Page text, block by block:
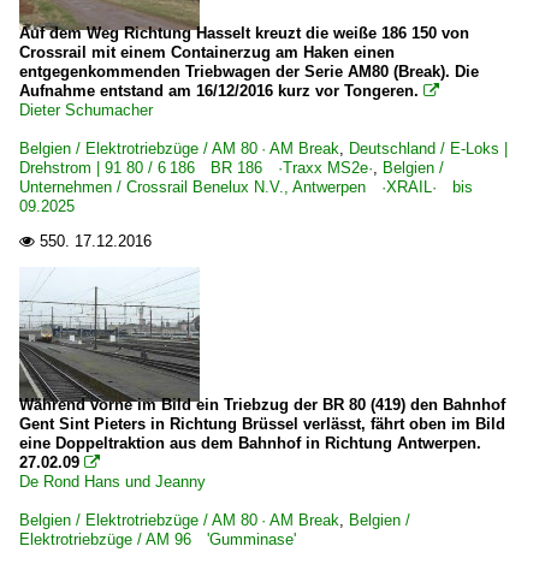
Auf dem Weg Richtung Hasselt kreuzt die weiße 186 150 von
Crossrail mit einem Containerzug am Haken einen
entgegenkommenden Triebwagen der Serie AM80 (Break). Die
Aufnahme entstand am 16/12/2016 kurz vor Tongeren. 
Dieter Schumacher
Belgien / Elektrotriebzüge / AM 80 · AM Break, Deutschland / E-Loks |
Drehstrom | 91 80 / 6 186 BR 186 ·Traxx MS2e·, Belgien /
Unternehmen / Crossrail Benelux N.V., Antwerpen ·XRAIL· bis
09.2025
 550. 17.12.2016
Während vorne im Bild ein Triebzug der BR 80 (419) den Bahnhof
Gent Sint Pieters in Richtung Brüssel verlässt, fährt oben im Bild
eine Doppeltraktion aus dem Bahnhof in Richtung Antwerpen.
27.02.09 
De Rond Hans und Jeanny
Belgien / Elektrotriebzüge / AM 80 · AM Break, Belgien /
Elektrotriebzüge / AM 96 'Gumminase'